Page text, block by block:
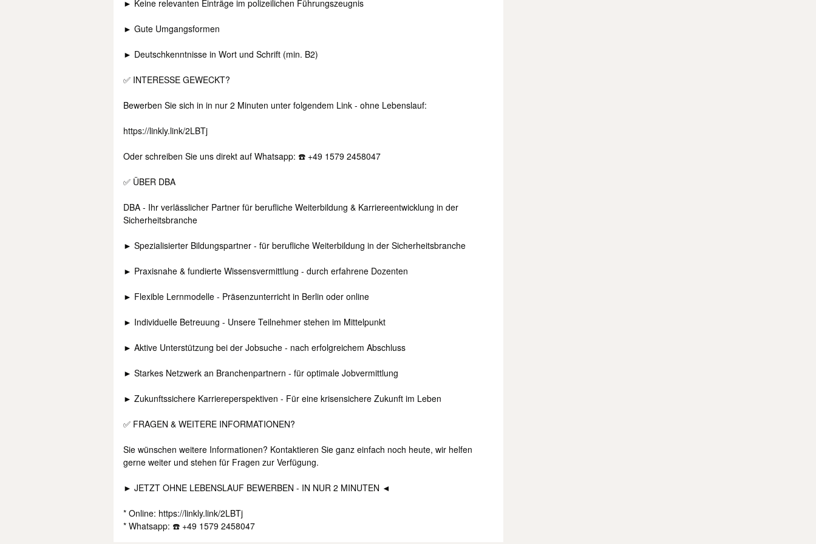
► Keine relevanten Einträge im polizeilichen Führungszeugnis
► Gute Umgangsformen
► Deutschkenntnisse in Wort und Schrift (min. B2)
✅ INTERESSE GEWECKT?
Bewerben Sie sich in in nur 2 Minuten unter folgendem Link - ohne Lebenslauf:
https://linkly.link/2LBTj
Oder schreiben Sie uns direkt auf Whatsapp: ☎️ +49 1579 2458047
✅ ÜBER DBA
DBA - Ihr verlässlicher Partner für berufliche Weiterbildung & Karriereentwicklung in der
Sicherheitsbranche
► Spezialisierter Bildungspartner - für berufliche Weiterbildung in der Sicherheitsbranche
► Praxisnahe & fundierte Wissensvermittlung - durch erfahrene Dozenten
► Flexible Lernmodelle - Präsenzunterricht in Berlin oder online
► Individuelle Betreuung - Unsere Teilnehmer stehen im Mittelpunkt
► Aktive Unterstützung bei der Jobsuche - nach erfolgreichem Abschluss
► Starkes Netzwerk an Branchenpartnern - für optimale Jobvermittlung
► Zukunftssichere Karriereperspektiven - Für eine krisensichere Zukunft im Leben
✅ FRAGEN & WEITERE INFORMATIONEN?
Sie wünschen weitere Informationen? Kontaktieren Sie ganz einfach noch heute, wir helfen
gerne weiter und stehen für Fragen zur Verfügung.
► JETZT OHNE LEBENSLAUF BEWERBEN - IN NUR 2 MINUTEN ◄
* Online: https://linkly.link/2LBTj
* Whatsapp: ☎️ +49 1579 2458047